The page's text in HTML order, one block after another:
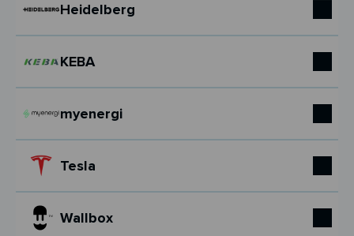
Heidelberg
KEBA
myenergi
Tesla
Wallbox